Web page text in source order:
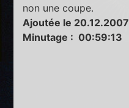
non une coupe.
Ajoutée le 20.12.2007
Minutage : 00:59:13